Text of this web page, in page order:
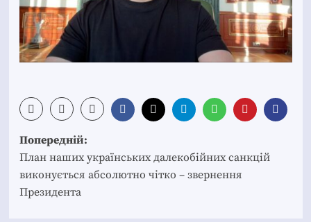
Post
navigation
Попередній:
План наших українських далекобійних санкцій
виконується абсолютно чітко – звернення
Президента